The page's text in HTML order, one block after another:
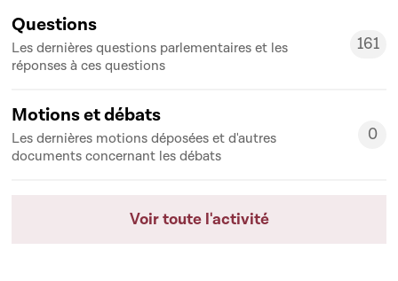
Questions
Les dernières questions parlementaires et les
réponses à ces questions
161
161
Motions et débats
Les dernières motions déposées et d'autres
documents concernant les débats
0
0
Voir toute l'activité